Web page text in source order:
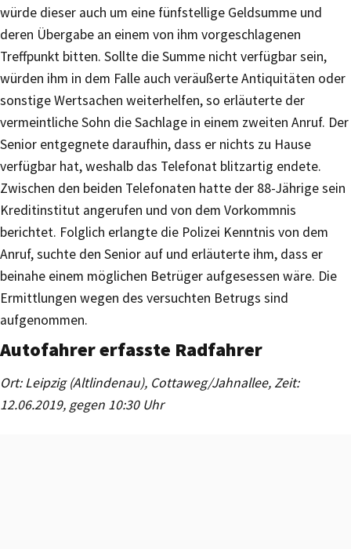
würde dieser auch um eine fünfstellige Geldsumme und
deren Übergabe an einem von ihm vorgeschlagenen
Treffpunkt bitten. Sollte die Summe nicht verfügbar sein,
würden ihm in dem Falle auch veräußerte Antiquitäten oder
sonstige Wertsachen weiterhelfen, so erläuterte der
vermeintliche Sohn die Sachlage in einem zweiten Anruf. Der
Senior entgegnete daraufhin, dass er nichts zu Hause
verfügbar hat, weshalb das Telefonat blitzartig endete.
Zwischen den beiden Telefonaten hatte der 88-Jährige sein
Kreditinstitut angerufen und von dem Vorkommnis
berichtet. Folglich erlangte die Polizei Kenntnis von dem
Anruf, suchte den Senior auf und erläuterte ihm, dass er
beinahe einem möglichen Betrüger aufgesessen wäre. Die
Ermittlungen wegen des versuchten Betrugs sind
aufgenommen.
Autofahrer erfasste Radfahrer
Ort: Leipzig (Altlindenau), Cottaweg/Jahnallee, Zeit:
12.06.2019, gegen 10:30 Uhr